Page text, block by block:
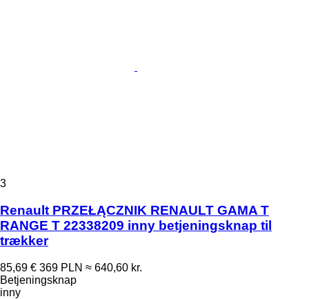
3
Renault PRZEŁĄCZNIK RENAULT GAMA T
RANGE T 22338209 inny betjeningsknap til
trækker
85,69 € 369 PLN ≈ 640,60 kr.
Betjeningsknap
inny